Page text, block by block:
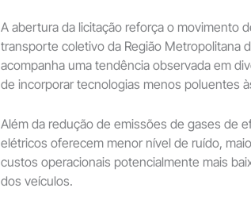
A abertura da licitação reforça o movimento
transporte coletivo da Região Metropolitana
acompanha uma tendência observada em
de incorporar tecnologias menos poluentes
Além da redução de emissões de gases de
elétricos oferecem menor nível de ruído,
custos operacionais potencialmente mais
dos veículos.